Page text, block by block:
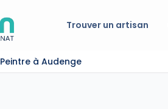
Trouver un artisan
Peintre à Audenge